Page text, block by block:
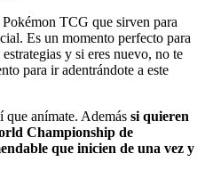
TCG que sirven para
Es un momento perfecto para
y si eres nuevo, no te
para ir adentrándote a este
que anímate. Además si quieren
Championship de
que inicien de una vez y